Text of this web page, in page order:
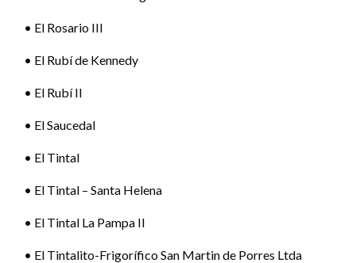
• El Rosario III
• El Rubí de Kennedy
• El Rubí II
• El Saucedal
• El Tintal
• El Tintal – Santa Helena
• El Tintal La Pampa II
• El Tintalito-Frigorífico San Martin de Porres Ltda